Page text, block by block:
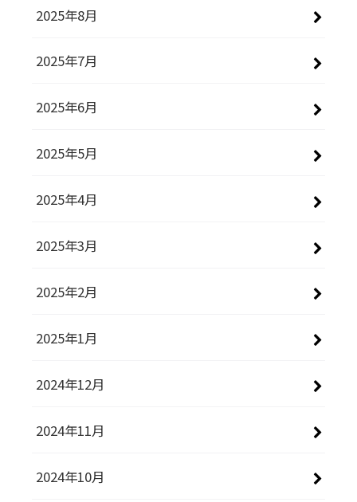
2025年8月
2025年7月
2025年6月
2025年5月
2025年4月
2025年3月
2025年2月
2025年1月
2024年12月
2024年11月
2024年10月